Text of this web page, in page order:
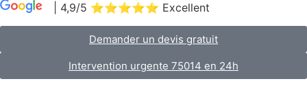
| 4,9/5 ⭐⭐⭐⭐⭐ Excellent
Demander un devis gratuit
Intervention urgente 75014 en 24h